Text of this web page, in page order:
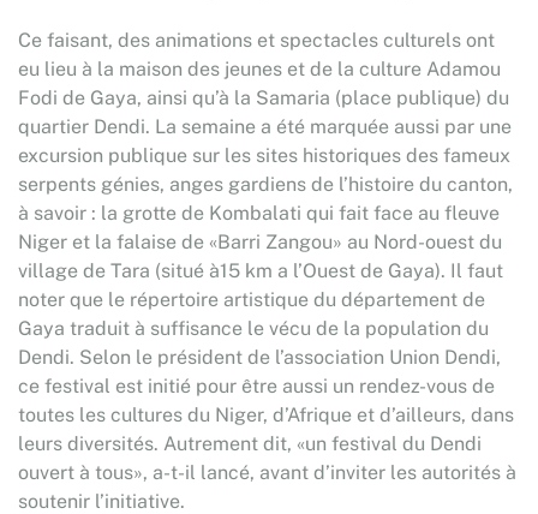
Ce faisant, des animations et spectacles culturels ont
eu lieu à la maison des jeunes et de la culture Adamou
Fodi de Gaya, ainsi qu’à la Samaria (place publique) du
quartier Dendi. La semaine a été marquée aussi par une
excursion publique sur les sites historiques des fameux
serpents génies, anges gardiens de l’histoire du canton,
à savoir : la grotte de Kombalati qui fait face au fleuve
Niger et la falaise de «Barri Zangou» au Nord-ouest du
village de Tara (situé à15 km a l’Ouest de Gaya). Il faut
noter que le répertoire artistique du département de
Gaya traduit à suffisance le vécu de la population du
Dendi. Selon le président de l’association Union Dendi,
ce festival est initié pour être aussi un rendez-vous de
toutes les cultures du Niger, d’Afrique et d’ailleurs, dans
leurs diversités. Autrement dit, «un festival du Dendi
ouvert à tous», a-t-il lancé, avant d’inviter les autorités à
soutenir l’initiative.